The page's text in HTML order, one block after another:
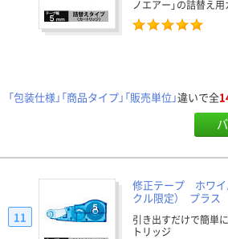
ノエアー」の詰替え用
「包装仕様」「商品タイプ」「販売単位」違いで全
修正テープ ホワイ
クル限定） プラス
引き出すだけで簡単
トリッジ
11